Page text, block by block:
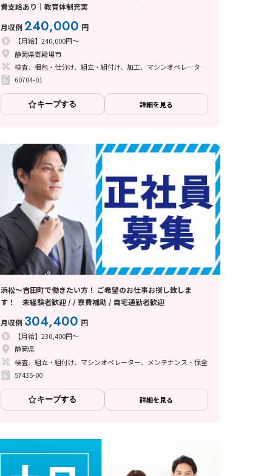
費支給あり｜教育体制充実
月収例240,000 円
【月給】240,000円～
静岡県御殿場市
検査、梱包・仕分け、組立・組付け、加工、マシンオペレーター、清掃・洗浄、座り作業、立ち作業
60704-01
キープする 詳細を見る
浜松～吉田町で働きたい方！ ご希望のお仕事お探し致しま
す！ 未経験者歓迎 / / 寮費補助 / 自宅通勤者歓迎
月収例 304,400 円
【月給】230,400円～
静岡県
検査、組立・組付け、マシンオペレーター、メンテナンス・保全
57435-00
キープする 詳細を見る